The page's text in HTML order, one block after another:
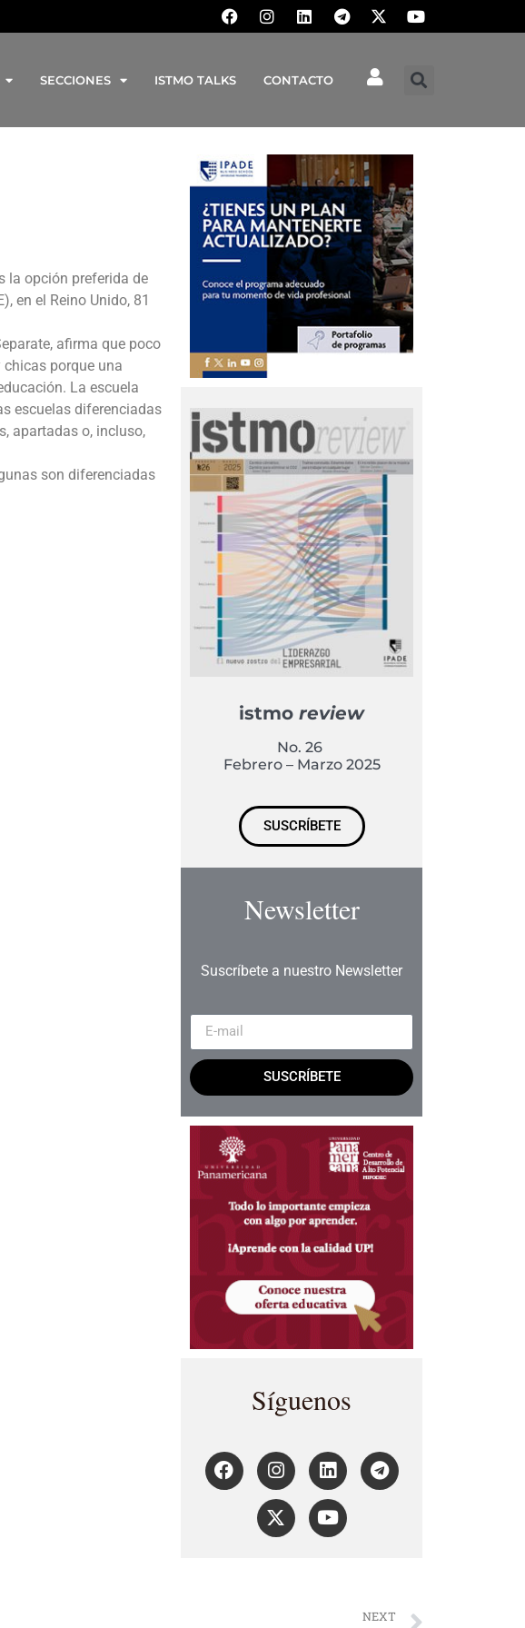
SECCIONES ISTMO TALKS CONTACTO
la opción preferida de
en el Reino Unido, 81
afirma que poco
porque una
La escuela
escuelas diferenciadas
apartadas o, incluso,
son diferenciadas
istmoreview
No. 26
Febrero – Marzo 2025
SUSCRÍBETE
Newsletter
Suscríbete a nuestro Newsletter
SUSCRÍBETE
Síguenos
NEXT